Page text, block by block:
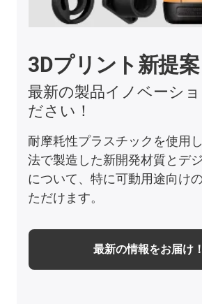
3Dプリント新提案
最新の製品イノベーショ
ださい！
耐摩耗性プラスチックを使用
法で製造した新開発材質とデ
について、特に可動用途向け
ただけます。
最新の情報をお届け！